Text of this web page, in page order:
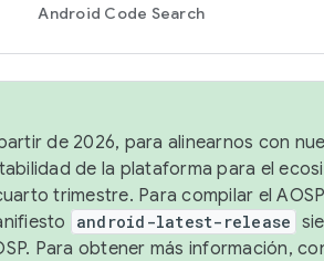
Android Code Search
de 2026, para alinearnos con
de la plataforma para el
trimestre. Para compilar el
android-latest-release
Para obtener más información,